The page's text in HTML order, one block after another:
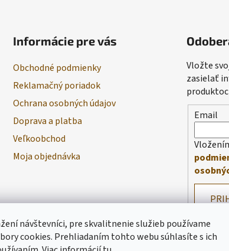
návštevníci, pre skvalitnenie služieb používame
cookies. Prehliadaním tohto webu súhlasíte s ich
Informácie pre vás
Obchodné podmienky
Reklamačný poriadok
Ochrana osobných údajov
Doprava a platba
Veľkoobchod
Moja objednávka
Vložte
zasielať
Email